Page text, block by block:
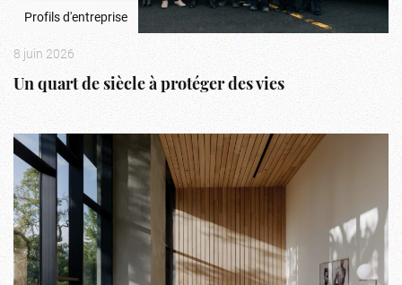
Profils d'entreprise
8 juin 2026
Un quart de siècle à protéger des vies